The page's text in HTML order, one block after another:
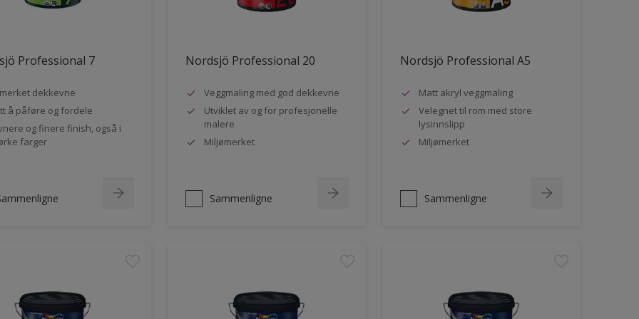
Professional 7
dekkevne
å påføre og fordele
og finere finish, også i
farger
Nordsjö Professional 20
Veggmaling med god dekkevne
Utviklet av og for profesjonelle
malere
Miljømerket
Sammenligne
Nordsjö Professional A5
Matt akryl veggmaling
Velegnet til rom med store
lysinnslipp
Miljømerket
Sammenligne